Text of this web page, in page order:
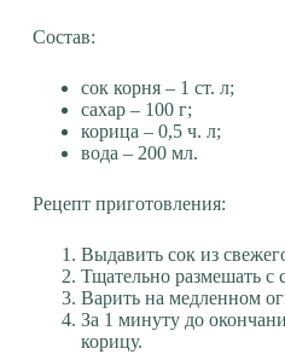
Состав:
сок корня – 1 ст. л;
сахар – 100 г;
корица – 0,5 ч. л;
вода – 200 мл.
Рецепт приготовления:
Выдавить сок из
Тщательно размешать с
Варить на медленном
За 1 минуту до
корицу.